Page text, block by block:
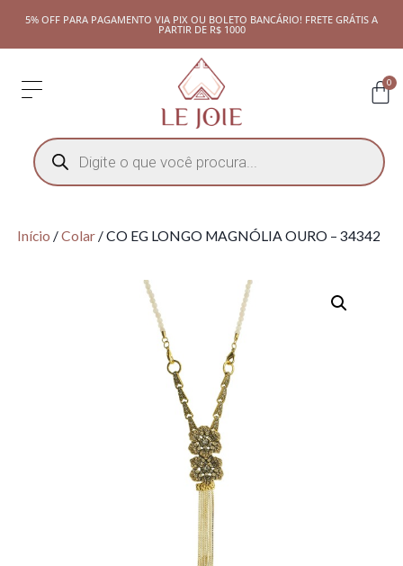
5% OFF PARA PAGAMENTO VIA PIX OU BOLETO BANCÁRIO! FRETE GRÁTIS A
PARTIR DE R$ 1000
0
Início /Colar/ CO EG LONGO MAGNÓLIA OURO – 34342